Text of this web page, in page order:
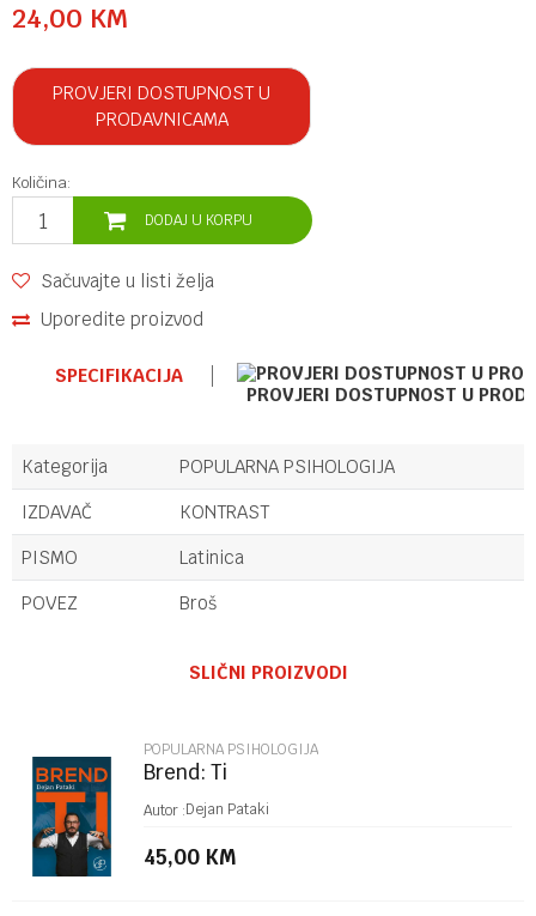
24,00 KM
PROVJERI DOSTUPNOST U
PRODAVNICAMA
Količina:
DODAJ U KORPU
Sačuvajte u listi želja
Uporedite proizvod
SPECIFIKACIJA
PROVJERI DOSTUPNOST U
Kategorija
POPULARNA PSIHOLOGIJA
IZDAVAČ
KONTRAST
PISMO
Latinica
POVEZ
Broš
Poruka
SLIČNI PROIZVODI
POPULARNA PSIHOLOGIJA
Brend: Ti
Autor :Dejan Pataki
45,00 KM